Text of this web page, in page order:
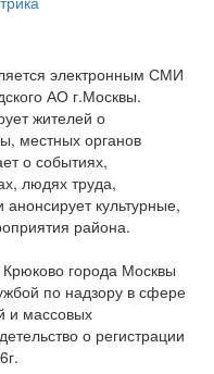
электронным СМИ
АО г.Москвы.
жителей о
местных органов
о событиях,
людях труда,
анонсирует культурные,
района.
города Москвы
по надзору в сфере
и массовых
о регистрации